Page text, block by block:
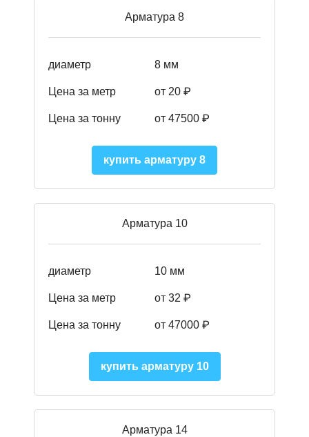
Арматура 8
диаметр 8 мм
Цена за метр от 20 ₽
Цена за тонну от 47500 ₽
купить арматуру 8
Арматура 10
диаметр 10 мм
Цена за метр от 32 ₽
Цена за тонну от 47000 ₽
купить арматуру 10
Арматура 14